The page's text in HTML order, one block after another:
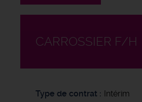
CARROSSIER F/H
Type de contrat
Intérim